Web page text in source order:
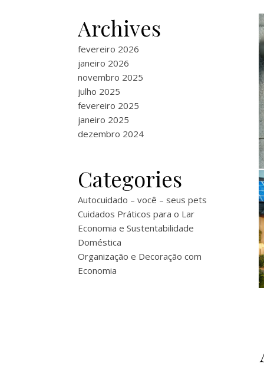
Archives
fevereiro 2026
janeiro 2026
novembro 2025
julho 2025
fevereiro 2025
janeiro 2025
dezembro 2024
Categories
Autocuidado – você – seus pets
Cuidados Práticos para o Lar
Economia e Sustentabilidade
Doméstica
Organização e Decoração com
Economia